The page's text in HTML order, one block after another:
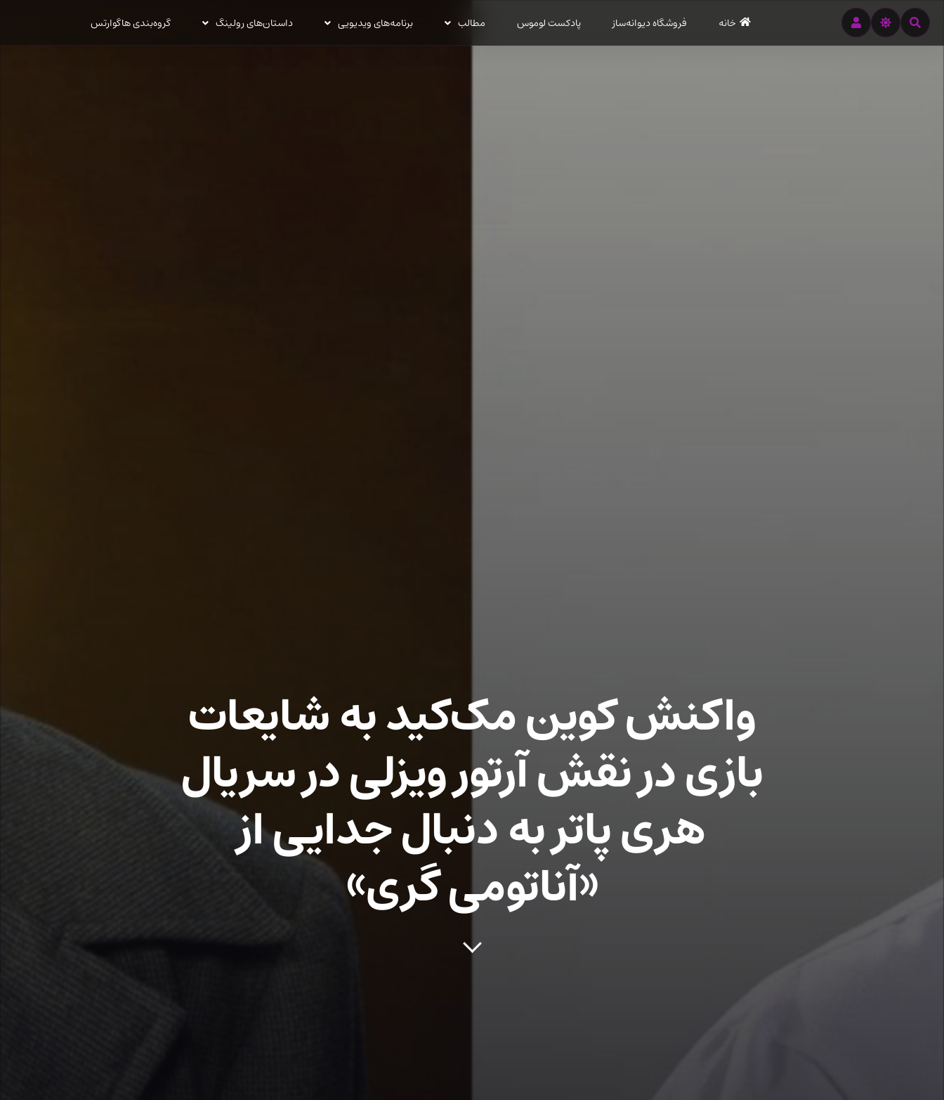
ورود
خانه فروشگاه دیوانه‌ساز پادکست لوموس مطالب برنامه‌های ویدیویی داستان‌های رولینگ گروه‌بندی هاگوارتس
واکنش کوین مک‌کید به شایعات
بازی در نقش آرتور ویزلی در سریال
هری پاتر به دنبال جدایی از
«آناتومی گری»